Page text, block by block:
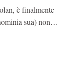
è finalmente
sua) non…